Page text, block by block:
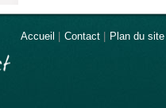
Accueil Contact Plan du site